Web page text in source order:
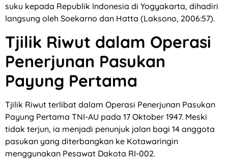
suku kepada Republik Indonesia di Yogyakarta, dihadiri
langsung oleh Soekarno dan Hatta (Laksono, 2006:57).
Tjilik Riwut dalam Operasi
Penerjunan Pasukan
Payung Pertama
Tjilik Riwut terlibat dalam Operasi Penerjunan Pasukan
Payung Pertama TNI-AU pada 17 Oktober 1947. Meski
tidak terjun, ia menjadi penunjuk jalan bagi 14 anggota
pasukan yang diterbangkan ke Kotawaringin
menggunakan Pesawat Dakota RI-002.